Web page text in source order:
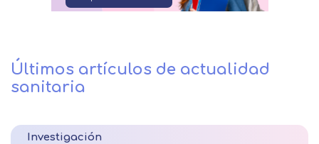
Últimos artículos de actualidad
sanitaria
Investigación